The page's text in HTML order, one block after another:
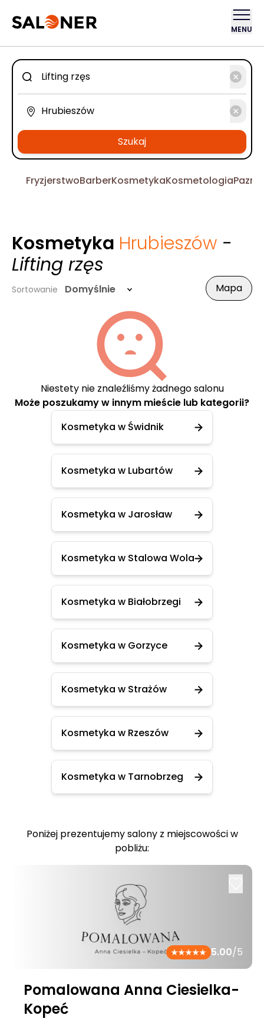
MENU
Szukaj
FryzjerstwoBarberKosmetykaKosmetologia
Kosmetyka Hrubieszów -
Lifting rzęs
Sortowanie Domyślnie Mapa
Niestety nie znaleźliśmy żadnego salonu
Może poszukamy w innym mieście lub kategorii?
Kosmetyka w Świdnik
Kosmetyka w Lubartów
Kosmetyka w Jarosław
Kosmetyka w Stalowa Wola
Kosmetyka w Białobrzegi
Kosmetyka w Gorzyce
Kosmetyka w Strażów
Kosmetyka w Rzeszów
Kosmetyka w Tarnobrzeg
Poniżej prezentujemy salony z miejscowości w
pobliżu:
5.00/5
Pomalowana Anna Ciesielka-
Kopeć